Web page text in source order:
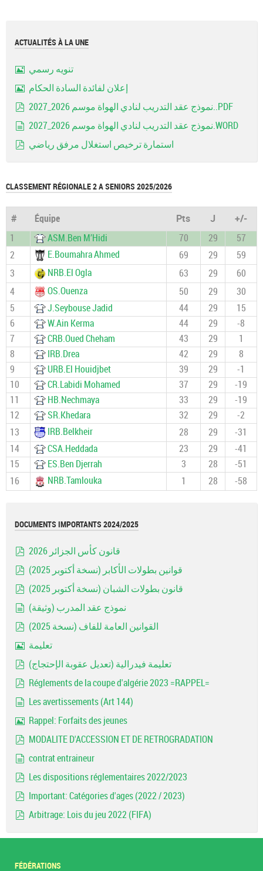
ACTUALITÉS À LA UNE
تنويه رسمي
إعلان لفائدة السادة الحكام
نموذج عقد التدريب لنادي الهواة موسم 2026_2027..PDF
نموذج عقد التدريب لنادي الهواة موسم 2026_2027.WORD
استمارة ترخيص استغلال مرفق رياضي
CLASSEMENT RÉGIONALE 2 A SENIORS 2025/2026
# Équipe Pts J
+/-
1
ASM.Ben M’Hidi 70 29
57
2
E.Boumahra Ahmed 69 29
59
3
NRB.El Ogla 63 29
60
4
OS.Ouenza 50 29
30
5
J.Seybouse Jadid 44 29
15
6
W.Ain Kerma 44 29
-8
7
CRB.Oued Cheham 43 29
1
8
IRB.Drea 42 29
8
9
URB.El Houidjbet 39 29
-1
10
CR.Labidi Mohamed 37 29
-19
11
HB.Nechmaya 33 29
-19
12
SR.Khedara 32 29
-2
13
IRB.Belkheir 28 29
-31
14
CSA.Heddada 23 29
-41
15
ES.Ben Djerrah 3 28
-51
16
NRB.Tamlouka 1 28 -58
DOCUMENTS IMPORTANTS 2024/2025
قانون كأس الجزائر 2026
قوانين بطولات الأكابر (نسخة أكتوبر 2025)
قانون بطولات الشبان (نسخة أكتوبر 2025)
نموذج عقد المدرب (وثيقة)
القوانين العامة للفاف (نسخة 2025)
تعليمة
تعليمة فيدرالية (تعديل عقوبة الإحتجاج)
Réglements de la coupe d'algérie 2023 =RAPPEL=
Les avertissements (Art 144)
Rappel: Forfaits des jeunes
MODALITE D'ACCESSION ET DE RETROGRADATION
contrat entraineur
Les dispositions réglementaires 2022/2023
Important: Catégories d'ages (2022 / 2023)
Arbitrage: Lois du jeu 2022 (FIFA)
FÉDÉRATIONS